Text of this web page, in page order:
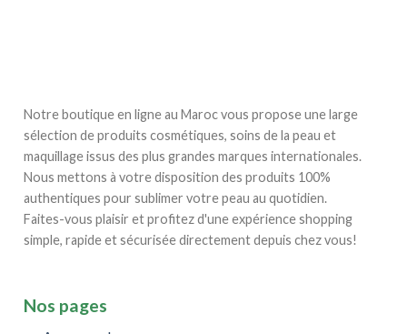
Notre boutique en ligne au Maroc vous propose une large
sélection de produits cosmétiques, soins de la peau et
maquillage issus des plus grandes marques internationales.
Nous mettons à votre disposition des produits 100%
authentiques pour sublimer votre peau au quotidien.
Faites-vous plaisir et profitez d'une expérience shopping
simple, rapide et sécurisée directement depuis chez vous!
Nos pages